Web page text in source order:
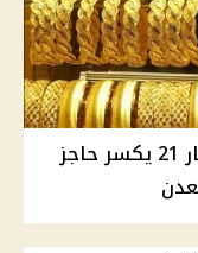
ارتفاع جديد بأسعار الذهب بمصر. عيار 21 يكسر حاجز